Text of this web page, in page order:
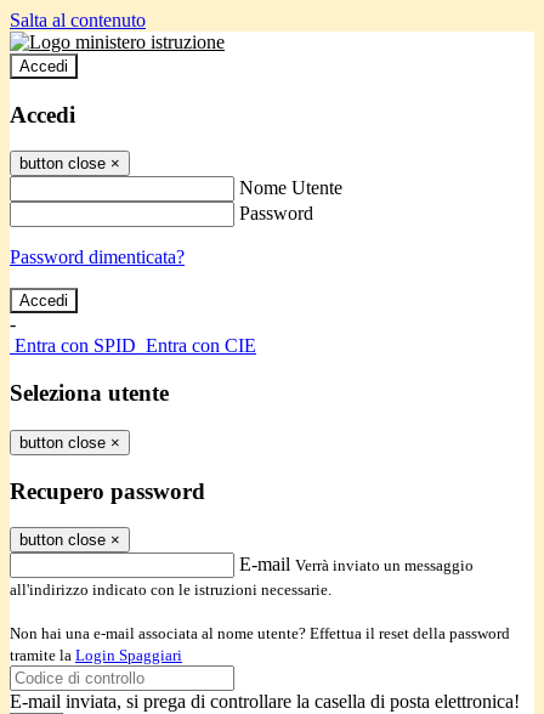
Salta al contenuto
Accedi
Accedi
button close ×
Nome Utente
Password
Password dimenticata?
-
Entra con SPID Entra con CIE
Seleziona utente
button close ×
Recupero password
button close ×
E-mail Verrà inviato un messaggio
all'indirizzo indicato con le istruzioni necessarie.
Non hai una e-mail associata al nome utente? Effettua il reset della password
tramite la Login Spaggiari
E-mail inviata, si prega di controllare la casella di posta elettronica!